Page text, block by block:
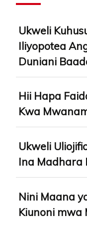
Ukweli
Iliyopotea
Duniani
Hii Hapa
Kwa
Ukweli
Ina Madhara
Nini Maana
Kiunoni mwa